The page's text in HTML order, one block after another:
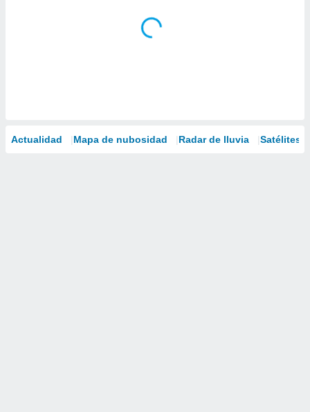
Actualidad Mapa de nubosidad Radar de lluvia Satélites